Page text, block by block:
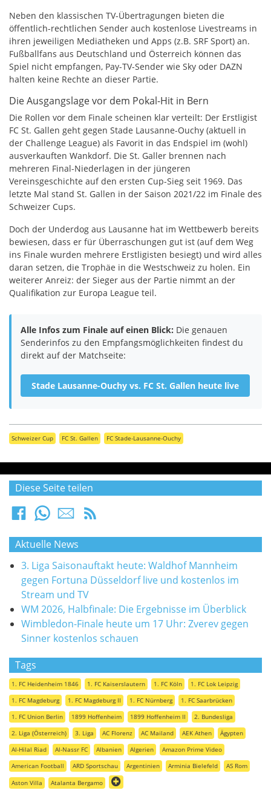
Neben den klassischen TV-Übertragungen bieten die
öffentlich-rechtlichen Sender auch kostenlose Livestreams in
ihren jeweiligen Mediatheken und Apps (z.B. SRF Sport) an.
Fußballfans aus Deutschland und Österreich können das
Spiel nicht empfangen, Pay-TV-Sender wie Sky oder DAZN
halten keine Rechte an dieser Partie.
Die Ausgangslage vor dem Pokal-Hit in Bern
Die Rollen vor dem Finale scheinen klar verteilt: Der Erstligist
FC St. Gallen geht gegen Stade Lausanne-Ouchy (aktuell in
der Challenge League) als Favorit in das Endspiel im (wohl)
ausverkauften Wankdorf. Die St. Galler brennen nach
mehreren Final-Niederlagen in der jüngeren
Vereinsgeschichte auf den ersten Cup-Sieg seit 1969. Das
letzte Mal stand St. Gallen in der Saison 2021/22 im Finale des
Schweizer Cups.
Doch der Underdog aus Lausanne hat im Wettbewerb bereits
bewiesen, dass er für Überraschungen gut ist (auf dem Weg
ins Finale wurden mehrere Erstligisten besiegt) und wird alles
daran setzen, die Trophäe in die Westschweiz zu holen. Ein
weiterer Anreiz: der Sieger aus der Partie nimmt an der
Qualifikation zur Europa League teil.
Alle Infos zum Finale auf einen Blick: Die genauen
Senderinfos zu den Empfangsmöglichkeiten findest du
direkt auf der Matchseite:
Stade Lausanne-Ouchy vs. FC St. Gallen heute live
Schweizer Cup FC St. Gallen FC Stade-Lausanne-Ouchy
Diese Seite teilen
Aktuelle News
3. Liga Saisonauftakt heute: Waldhof Mannheim
gegen Fortuna Düsseldorf live und kostenlos im
Stream und TV
WM 2026, Halbfinale: Die Ergebnisse im Überblick
Wimbledon-Finale heute um 17 Uhr: Zverev gegen
Sinner kostenlos schauen
Tags
1. FC Heidenheim 1846 1. FC Kaiserslautern 1. FC Köln
1. FC Lok Leipzig
1. FC Magdeburg
1. FC Magdeburg II 1. FC Nürnberg
1. FC Saarbrücken
1. FC Union Berlin
1899 Hoffenheim 1899 Hoffenheim II
2. Bundesliga
2. Liga (Österreich)
3. Liga AC Florenz AC Mailand AEK Athen
Ägypten
Al-Hilal Riad
Al-Nassr FC Albanien Algerien
Amazon Prime Video
American Football
ARD Sportschau Argentinien Arminia Bielefeld
AS Rom
Aston Villa
Atalanta Bergamo